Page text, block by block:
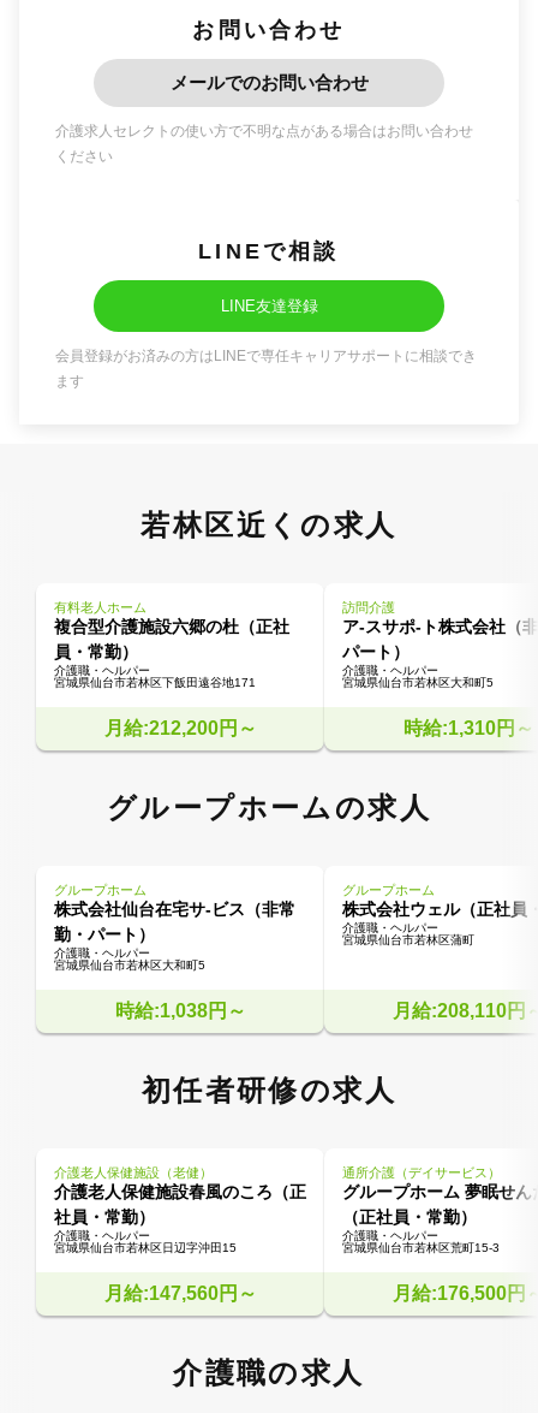
お問い合わせ
メールでのお問い合わせ
介護求人セレクトの使い方で不明な点がある場合はお問い合わせ
ください
LINEで相談
LINE友達登録
会員登録がお済みの方はLINEで専任キャリアサポートに相談でき
ます
若林区近くの求人
有料老人ホーム
複合型介護施設六郷の杜（正社
員・常勤）
介護職・ヘルパー
宮城県仙台市若林区下飯田遠谷地171
月給:212,200円～
訪問介護
ア-スサポ-ト株式会社（
パート）
介護職・ヘルパー
宮城県仙台市若林区大和町5
時給:1,310円～
グループホームの求人
グループホーム
株式会社仙台在宅サ-ビス（非常
勤・パート）
介護職・ヘルパー
宮城県仙台市若林区大和町5
時給:1,038円～
グループホーム
株式会社ウェル（正社員
介護職・ヘルパー
宮城県仙台市若林区蒲町
月給:208,110円
初任者研修の求人
介護老人保健施設（老健）
介護老人保健施設春風のころ（正
社員・常勤）
介護職・ヘルパー
宮城県仙台市若林区日辺字沖田15
月給:147,560円～
通所介護（デイサービス）
グループホーム 夢眠せん
（正社員・常勤）
介護職・ヘルパー
宮城県仙台市若林区荒町15-3
月給:176,500円
介護職の求人